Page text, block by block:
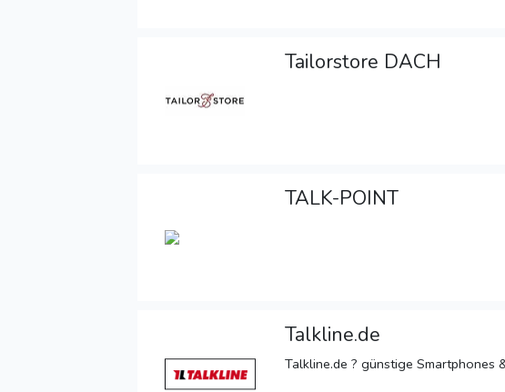
Tailorstore DACH
TALK-POINT
Talkline.de
Talkline.de ? günstige Smartphones